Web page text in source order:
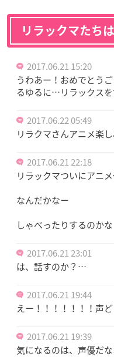
リラックマたち
2017.06.21 15:20
うわあー！おめでとう
るゆるに…リラックス
2017.06.22 05:49
リラクマさんアニメ楽
2017.06.21 22:18
リラックマついにアニメ
なんだかなー
しゃべったりするのか
2017.06.21 23:01
は、話すのか？…
2017.06.21 19:44
えー！！！！！！！
2017.06.21 19:39
気になるのは、声優だな